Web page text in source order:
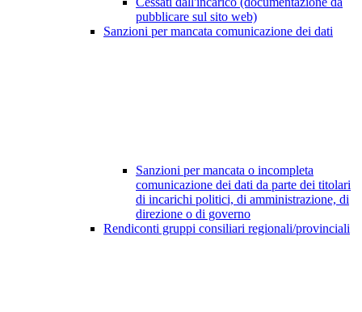
pubblicare sul sito web)
Sanzioni per mancata comunicazione dei dati
Sanzioni per mancata o incompleta
comunicazione dei dati da parte dei titolari
di incarichi politici, di amministrazione, di
direzione o di governo
Rendiconti gruppi consiliari regionali/provinciali